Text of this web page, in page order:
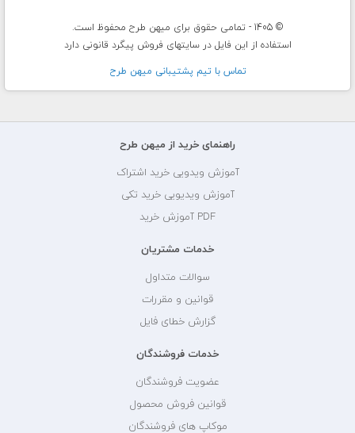
© 1405 - تمامی حقوق برای میهن طرح محفوظ است.
استفاده از این فایل در سایتهای فروش پیگرد قانونی دارد
تماس با تيم پشتيبانی ميهن طرح
راهنمای خرید از میهن طرح
آموزش ویدویی خرید اشتراک
آموزش ویدیویی خرید تکی
PDF آموزش خرید
خدمات مشتریان
سوالات متداول
قوانین و مقررات
گزارش خطای فایل
خدمات فروشندگان
عضویت فروشندگان
قوانین فروش محصول
موکاپ های فروشندگان